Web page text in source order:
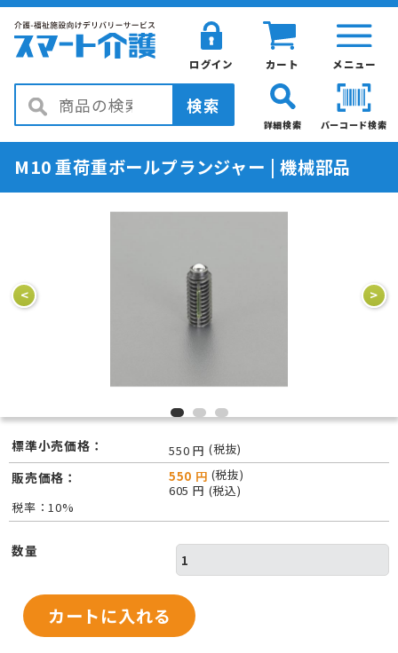
メニュー
カート
ログイン
検索
バーコード検索
詳細検索
M10 重荷重ボールプランジャー | 機械部品
< >
標準小売価格： 550 円 (税抜)
販売価格： 550 円 (税抜)
605 円 (税込)
税率：10%
数量